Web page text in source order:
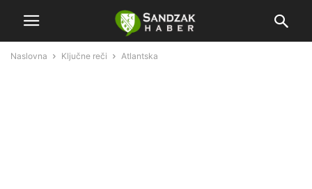
Naslovna Ključne reči Atlantska